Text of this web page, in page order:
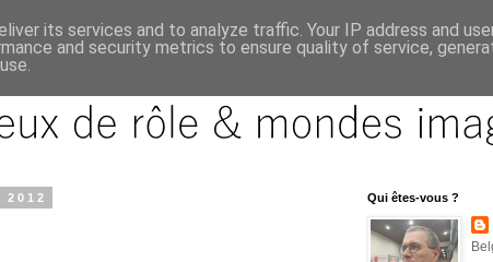
Qui êtes-vous ?
its services and to analyze traffic. Your IP address and
and security metrics to ensure quality of service,